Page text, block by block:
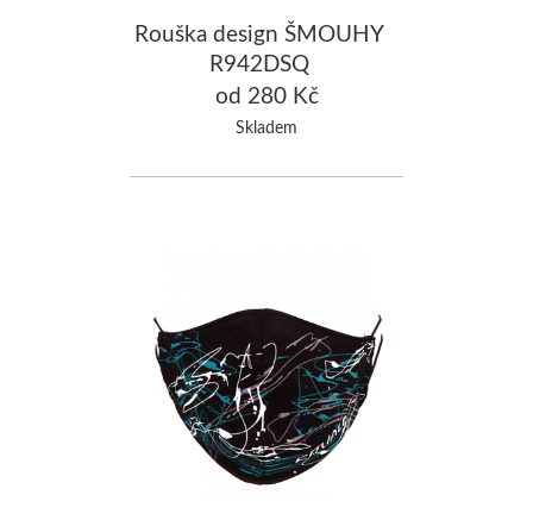
Rouška design ŠMOUHY
R942DSQ
od 280 Kč
Skladem